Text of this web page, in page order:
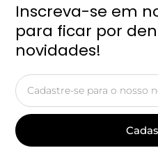
Inscreva-se em
para ficar por
novidades!
Email